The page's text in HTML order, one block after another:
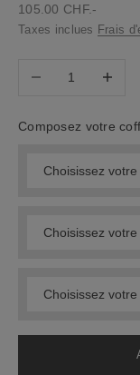
Prix de vente
105.00 CHF.-
Taxes inclues Frais
Diminuer la quantité
Composez votre